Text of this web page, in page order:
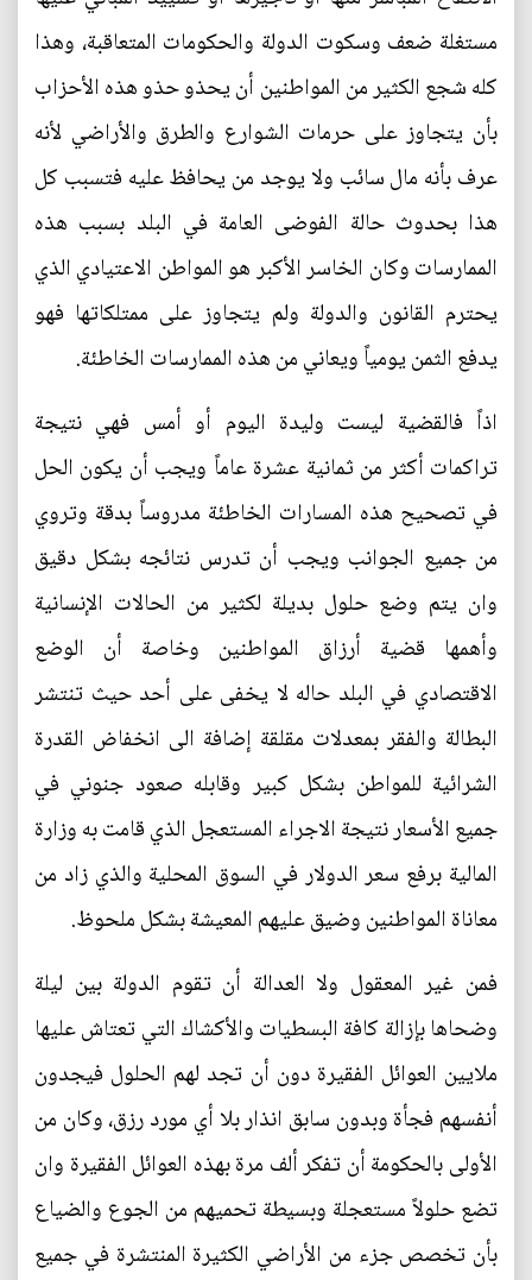
مستغلة ضعف وسكوت الدولة والحكومات المتعاقبة، وهذا
كله شجع الكثير من المواطنين أن يحذو حذو هذه الأحزاب
بأن يتجاوز على حرمات الشوارع والطرق والأراضي لأنه
عرف بأنه مال سائب ولا يوجد من يحافظ عليه فتسبب كل
هذا بحدوث حالة الفوضى العامة في البلد بسبب هذه
الممارسات وكان الخاسر الأكبر هو المواطن الاعتيادي الذي
يحترم القانون والدولة ولم يتجاوز على ممتلكاتها فهو
يدفع الثمن يومياً ويعاني من هذه الممارسات الخاطئة.
اذاً فالقضية ليست وليدة اليوم أو أمس فهي نتيجة
تراكمات أكثر من ثمانية عشرة عاماً ويجب أن يكون الحل
في تصحيح هذه المسارات الخاطئة مدروساً بدقة وتروي
من جميع الجوانب ويجب أن تدرس نتائجه بشكل دقيق
وان يتم وضع حلول بديلة لكثير من الحالات الإنسانية
وأهمها قضية أرزاق المواطنين وخاصة أن الوضع
الاقتصادي في البلد حاله لا يخفى على أحد حيث تنتشر
البطالة والفقر بمعدلات مقلقة إضافة الى انخفاض القدرة
الشرائية للمواطن بشكل كبير وقابله صعود جنوني في
جميع الأسعار نتيجة الاجراء المستعجل الذي قامت به وزارة
المالية برفع سعر الدولار في السوق المحلية والذي زاد من
معاناة المواطنين وضيق عليهم المعيشة بشكل ملحوظ.
فمن غير المعقول ولا العدالة أن تقوم الدولة بين ليلة
وضحاها بإزالة كافة البسطيات والأكشاك التي تعتاش عليها
ملايين العوائل الفقيرة دون أن تجد لهم الحلول فيجدون
أنفسهم فجأة وبدون سابق انذار بلا أي مورد رزق، وكان من
الأولى بالحكومة أن تفكر ألف مرة بهذه العوائل الفقيرة وان
تضع حلولاً مستعجلة وبسيطة تحميهم من الجوع والضياع
بأن تخصص جزء من الأراضي الكثيرة المنتشرة في جميع